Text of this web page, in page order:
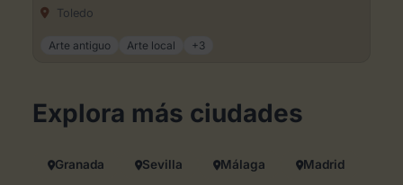
Toledo
Arte antiguo Arte local +3
Explora más ciudades
Granada Sevilla Málaga Madrid